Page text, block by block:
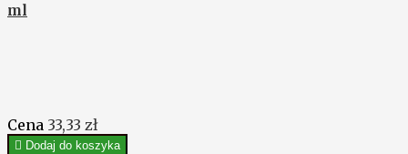
ml
Cena 33,33 zł
 Dodaj do koszyka